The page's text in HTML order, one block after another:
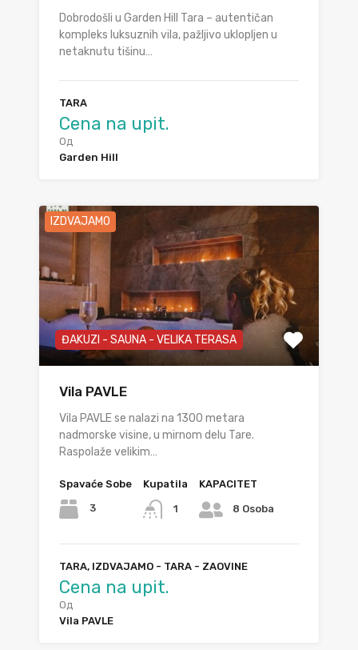
Dobrodošli u Garden Hill Tara – autentičan
kompleks luksuznih vila, pažljivo uklopljen u
netaknutu tišinu…
TARA
Cena na upit.
Од
Garden Hill
IZDVAJAMO
ĐAKUZI - SAUNA - VELIKA TERASA
Vila PAVLE
Vila PAVLE se nalazi na 1300 metara
nadmorske visine, u mirnom delu Tare.
Raspolaže velikim…
Spavaće Sobe
3
Kupatila
1
KAPACITET
8 Osoba
TARA, IZDVAJAMO - TARA - ZAOVINE
Cena na upit.
Од
Vila PAVLE